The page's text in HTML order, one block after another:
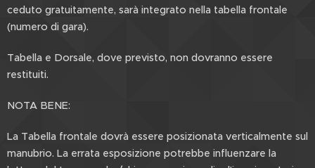
ceduto gratuitamente, sarà integrato nella tabella frontale
(numero di gara).
Tabella e Dorsale, dove previsto, non dovranno essere
restituiti.
NOTA BENE:
La Tabella frontale dovrà essere posizionata verticalmente sul
manubrio. La errata esposizione potrebbe influenzare la